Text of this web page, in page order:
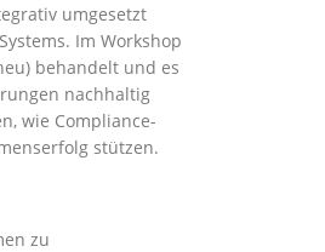
umgesetzt
Im Workshop
behandelt und es
nachhaltig
wie Compliance-
stützen.
zu